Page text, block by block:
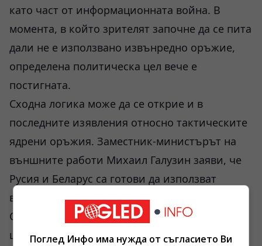
като част от информационната война. В
момента, в който зрителят започне да се пита
дали не е използвано извънредно оръжие,
определена политическа цел вече е
постигната.
Сходна логика може да се открие и в
последните изявления относно тактическите
ядрени оръжия. Заместник-министърът на
външните работи Михаил Галузин заяви, че
Русия и Беларус са готови да използват
всички налични средства за защита на
Съюзната държава. Изказването беше
широко цитирано именно защото идва в
Поглед Инфо има нужда от съгласието Ви